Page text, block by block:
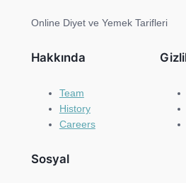
Online Diyet ve Yemek Tarifleri
Hakkında
Team
History
Careers
Sosyal